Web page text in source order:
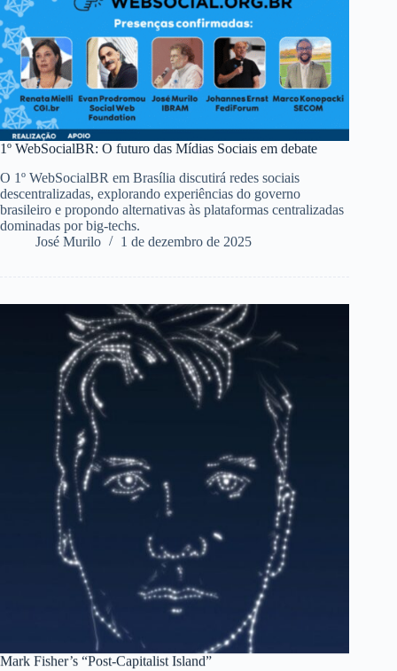
1º WebSocialBR: O futuro das Mídias Sociais em debate
O 1º WebSocialBR em Brasília discutirá redes sociais
descentralizadas, explorando experiências do governo
brasileiro e propondo alternativas às plataformas centralizadas
dominadas por big-techs.
José Murilo
1 de dezembro de 2025
Mark Fisher’s “Post-Capitalist Island”